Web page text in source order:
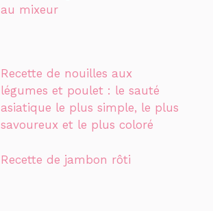
au mixeur
Recette de nouilles aux
légumes et poulet : le sauté
asiatique le plus simple, le plus
savoureux et le plus coloré
Recette de jambon rôti